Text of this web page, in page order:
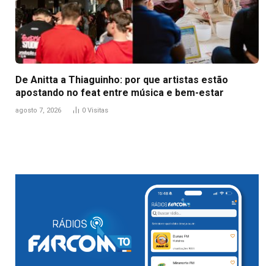
De Anitta a Thiaguinho: por que artistas estão
apostando no feat entre música e bem-estar
agosto 7, 2026 0 Visitas